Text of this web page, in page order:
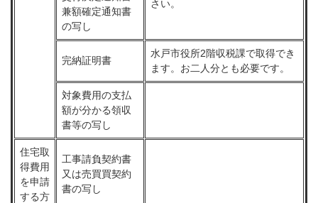
兼額確定通知書
の写し
さい。
完納証明書
水戸市役所2階収税課で取得でき
ます。お二人分とも必要です。
対象費用の支払
額が分かる領収
書等の写し
住宅取
得費用
を申請
する方
工事請負契約書
又は売買買契約
書の写し